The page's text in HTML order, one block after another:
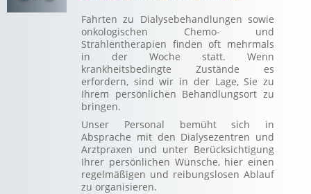
Fahrten zu Dialysebehandlungen sowie
onkologischen Chemo- und
Strahlentherapien finden oft mehrmals
in der Woche statt. Wenn
krankheitsbedingte Zustände es
erfordern, sind wir in der Lage, Sie zu
Ihrem persönlichen Behandlungsort zu
bringen.
Unser Personal bemüht sich in
Absprache mit den Dialysezentren und
Arztpraxen und unter Berücksichtigung
Ihrer persönlichen Wünsche, hier einen
regelmäßigen und reibungslosen Ablauf
zu organisieren.